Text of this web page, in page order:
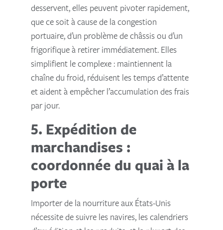
desservent, elles peuvent pivoter rapidement,
que ce soit à cause de la congestion
portuaire, d’un problème de châssis ou d’un
frigorifique à retirer immédiatement. Elles
simplifient le complexe : maintiennent la
chaîne du froid, réduisent les temps d’attente
et aident à empêcher l’accumulation des frais
par jour.
5. Expédition de
marchandises :
coordonnée du quai à la
porte
Importer de la nourriture aux États-Unis
nécessite de suivre les navires, les calendriers